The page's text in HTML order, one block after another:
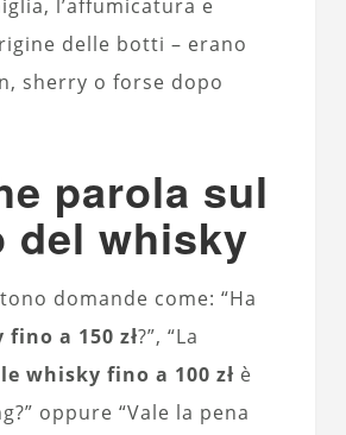
l’affumicatura e
delle botti – erano
sherry o forse dopo
parola sul
del whisky
domande come: “Ha
a 150 zł?”, “La
whisky fino a 100 zł è
oppure “Vale la pena